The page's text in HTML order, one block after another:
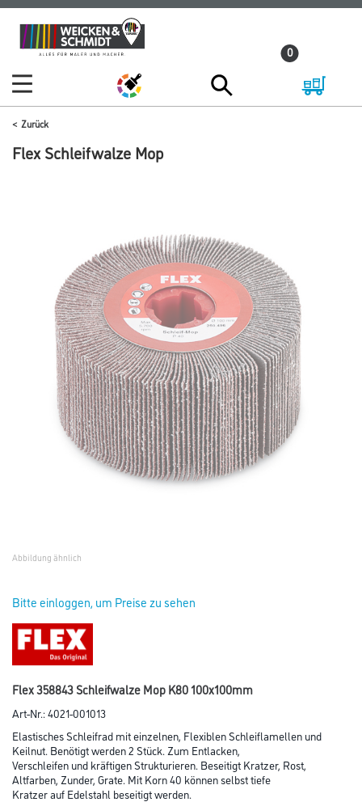
Zum
Inhalt
Zum
Navigationsmenü
0
Zurück
Flex Schleifwalze Mop
Abbildung ähnlich
Bitte einloggen, um Preise zu sehen
Flex 358843 Schleifwalze Mop K80 100x100mm
Art-Nr.:4021-001013
Elastisches Schleifrad mit einzelnen, Flexiblen Schleiflamellen und
Keilnut. Benötigt werden 2 Stück. Zum Entlacken,
Verschleifen und kräftigen Strukturieren. Beseitigt Kratzer, Rost,
Altfarben, Zunder, Grate. Mit Korn 40 können selbst tiefe
Kratzer auf Edelstahl beseitigt werden.